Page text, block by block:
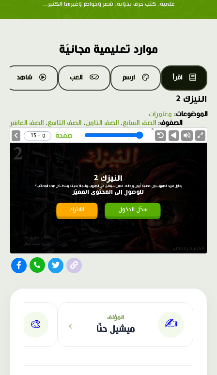
علمية، كتب حرف يدوية، شعر وخواطر وغيرها الكثير...
موارد تعليمية مجانيّة
اقرأ ارسم العب شاهد
النيزك 2
الموضوعات: مغامرات
الصفوف: الصف السابع، الصف الثامن، الصف التاسع، الصف العاشر
صفحة 0 - 15
النيزك 2
يحاول فريد الهروب من عصابة أيمن ورجاله، فهل سيفلح في الهروب والنجاة بحياته وسط كل هذه المصائب؟
للوصول إلى المحتوى المميّز
سجّل الدخول اشترك
الناشر: دار عصافير
✍️ المؤلف
ميشيل حنّا ›
🎨